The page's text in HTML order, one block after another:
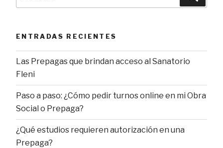
ENTRADAS RECIENTES
Las Prepagas que brindan acceso al Sanatorio
Fleni
Paso a paso: ¿Cómo pedir turnos online en mi Obra
Social o Prepaga?
¿Qué estudios requieren autorización en una
Prepaga?